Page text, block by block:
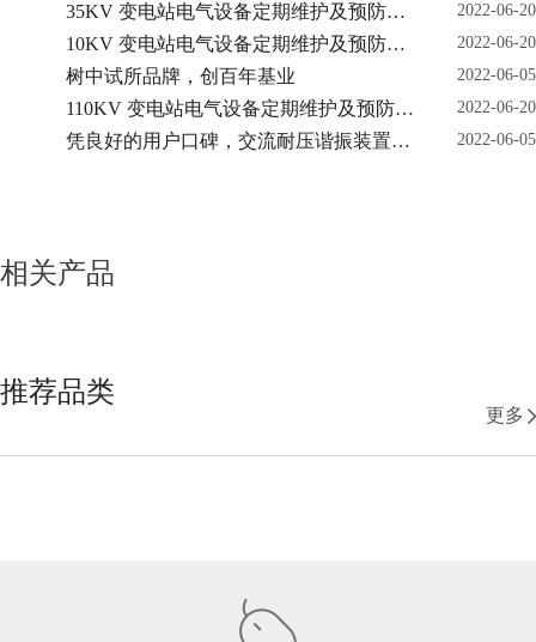
±2个字变压器变比及电压
互感器测量ZSZB-VI全自
动变比组别测试仪测量范
围：1～10000 0.2级绝缘油
的耐压测量ZSJY-80D全自
35KV 变电站电气设备定期维护及预防性
试验仪器
2022-06-20
10KV 变电站电气设备定期维护及预防性
试验仪器
2022-06-20
树中试所品牌，创百年基业 2022-06-05
110KV 变电站电气设备定期维护及预防性
试验仪器
2022-06-20
凭良好的用户口碑，交流耐压谐振装置发
2022-06-05
相关产品
推荐品类
更多